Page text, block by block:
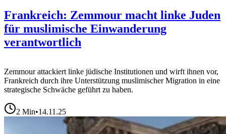
Frankreich: Zemmour macht linke Juden
für muslimische Einwanderung
verantwortlich
Zemmour attackiert linke jüdische Institutionen und wirft ihnen vor,
Frankreich durch ihre Unterstützung muslimischer Migration in eine
strategische Schwäche geführt zu haben.
2 Min•14.11.25